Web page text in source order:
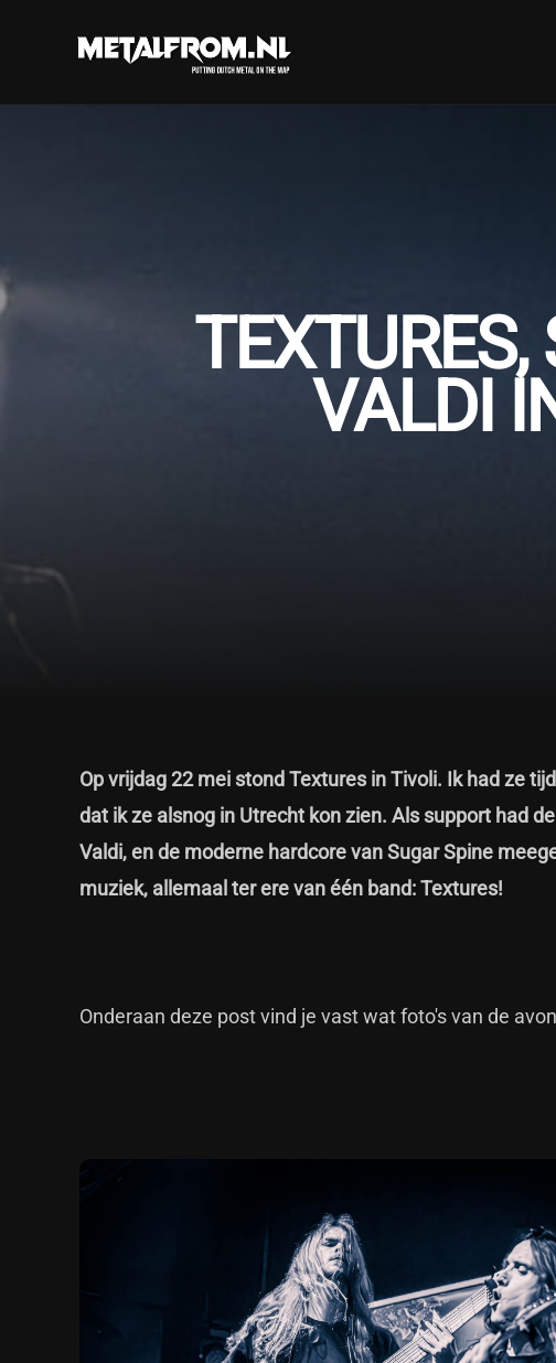
VALDI
Op vrijdag 22 mei stond Textures in Tivoli. Ik had ze
dat ik ze alsnog in Utrecht kon zien. Als support had
Valdi, en de moderne hardcore van Sugar Spine
muziek, allemaal ter ere van één band: Textures!
Onderaan deze post vind je vast wat foto's van de